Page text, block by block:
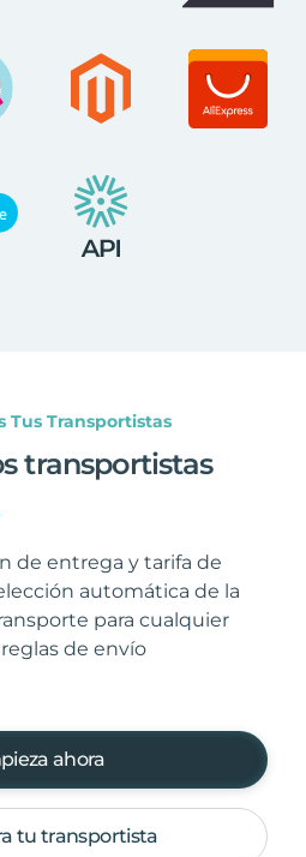
Tus Transportistas
transportistas
de entrega y tarifa de
automática de la
para cualquier
de envío
ahora
tu transportista